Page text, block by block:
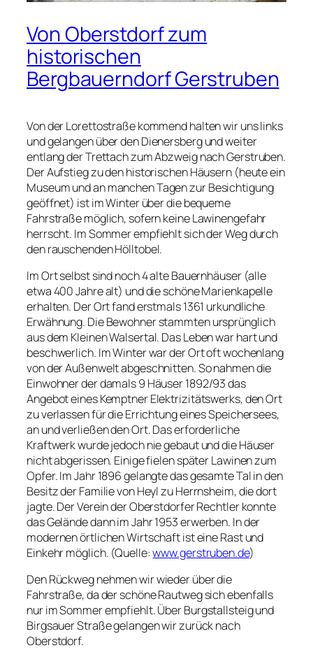
Von Oberstdorf zum
historischen
Bergbauerndorf Gerstruben
Von der Lorettostraße kommend halten wir uns links
und gelangen über den Dienersberg und weiter
entlang der Trettach zum Abzweig nach Gerstruben.
Der Aufstieg zu den historischen Häusern (heute ein
Museum und an manchen Tagen zur Besichtigung
geöffnet) ist im Winter über die bequeme
Fahrstraße möglich, sofern keine Lawinengefahr
herrscht. Im Sommer empfiehlt sich der Weg durch
den rauschenden Hölltobel.
Im Ort selbst sind noch 4 alte Bauernhäuser (alle
etwa 400 Jahre alt) und die schöne Marienkapelle
erhalten. Der Ort fand erstmals 1361 urkundliche
Erwähnung. Die Bewohner stammten ursprünglich
aus dem Kleinen Walsertal. Das Leben war hart und
beschwerlich. Im Winter war der Ort oft wochenlang
von der Außenwelt abgeschnitten. So nahmen die
Einwohner der damals 9 Häuser 1892/93 das
Angebot eines Kemptner Elektrizitätswerks, den Ort
zu verlassen für die Errichtung eines Speichersees,
an und verließen den Ort. Das erforderliche
Kraftwerk wurde jedoch nie gebaut und die Häuser
nicht abgerissen. Einige fielen später Lawinen zum
Opfer. Im Jahr 1896 gelangte das gesamte Tal in den
Besitz der Familie von Heyl zu Herrnsheim, die dort
jagte. Der Verein der Oberstdorfer Rechtler konnte
das Gelände dann im Jahr 1953 erwerben. In der
modernen örtlichen Wirtschaft ist eine Rast und
Einkehr möglich. (Quelle:www.gerstruben.de)
Den Rückweg nehmen wir wieder über die
Fahrstraße, da der schöne Rautweg sich ebenfalls
nur im Sommer empfiehlt. Über Burgstallsteig und
Birgsauer Straße gelangen wir zurück nach
Oberstdorf.